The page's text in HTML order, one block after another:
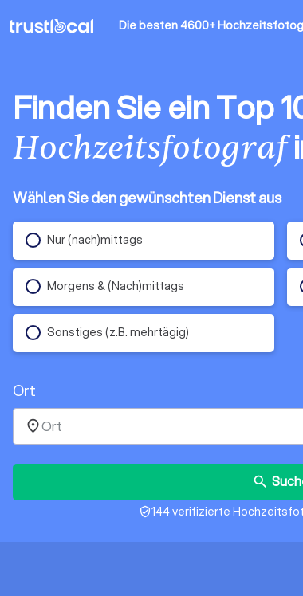
Die besten 4600+
Finden Sie ein Top
Hochzeitsfotograf
Wählen Sie den gewünschten Dienst aus
Nur (nach)mittags
Morgens & (Nach)mittags
Sonstiges (z.B. mehrtägig)
Ort
place
search
verified_user144 verifizierte